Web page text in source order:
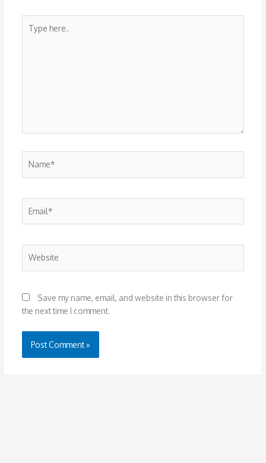
here..
Save my name, email, and website in this browser for
the next time I comment.